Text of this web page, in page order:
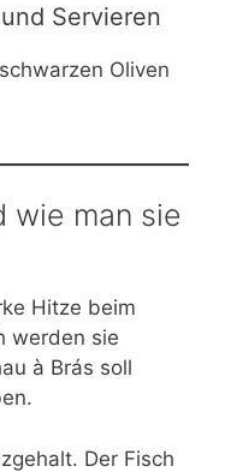
Servieren
Oliven
wie man sie
Hitze beim
werden sie
à Brás soll
Der Fisch